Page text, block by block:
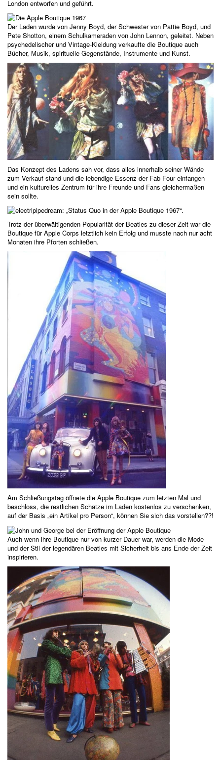
London entworfen und geführt.
Der Laden wurde von Jenny Boyd, der Schwester von Pattie Boyd, und
Pete Shotton, einem Schulkameraden von John Lennon, geleitet. Neben
psychedelischer und Vintage-Kleidung verkaufte die Boutique auch
Bücher, Musik, spirituelle Gegenstände, Instrumente und Kunst.
Das Konzept des Ladens sah vor, dass alles innerhalb seiner Wände
zum Verkauf stand und die lebendige Essenz der Fab Four einfangen
und ein kulturelles Zentrum für ihre Freunde und Fans gleichermaßen
sein sollte.
Trotz der überwältigenden Popularität der Beatles zu dieser Zeit war die
Boutique für Apple Corps letztlich kein Erfolg und musste nach nur acht
Monaten ihre Pforten schließen.
Am Schließungstag öffnete die Apple Boutique zum letzten Mal und
beschloss, die restlichen Schätze im Laden kostenlos zu verschenken,
auf der Basis „ein Artikel pro Person“, können Sie sich das vorstellen??!
Auch wenn ihre Boutique nur von kurzer Dauer war, werden die Mode
und der Stil der legendären Beatles mit Sicherheit bis ans Ende der Zeit
inspirieren.